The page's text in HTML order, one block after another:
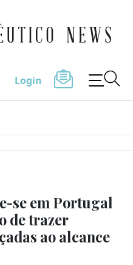
Login
se em Portugal
de trazer
ao alcance